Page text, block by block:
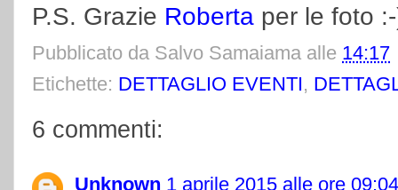
P.S. Grazie Roberta per le foto
Pubblicato da Salvo Samaiama alle 14:17
Etichette: DETTAGLIO EVENTI,
6 commenti:
Unknown 1 aprile 2015 alle ore 09:04